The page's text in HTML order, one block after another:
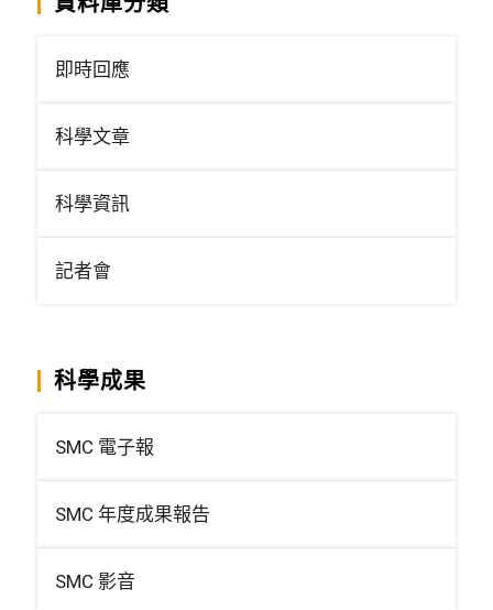
即時回應
科學文章
科學資訊
記者會
科學成果
SMC 電子報
SMC 年度成果報告
SMC 影音